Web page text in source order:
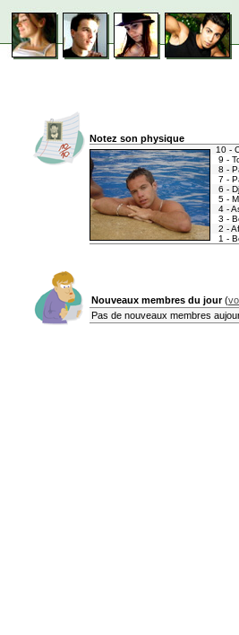
Notez son physique
10 -
9 -
8 -
7 -
6 -
5 -
4 -
3 -
2 -
1 -
Nouveaux membres du jour(
Pas de nouveaux membres